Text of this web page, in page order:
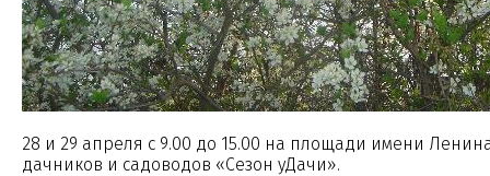
28 и 29 апреля с 9.00 до 15.00 на площади имени
дачников и садоводов «Сезон уДачи».